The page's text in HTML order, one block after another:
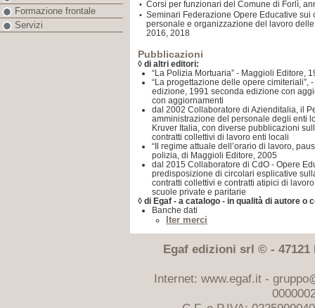
• Corsi per funzionari del Comune di Forlì,
• Seminari Federazione Opere Educative sui
personale e organizzazione del lavoro
2016, 2018
Pubblicazioni
◊ di altri editori:
“La Polizia Mortuaria” - Maggioli Editore,
“La progettazione delle opere cimiteriali”,
edizione, 1991 seconda edizione con
con aggiornamenti
dal 2002 Collaboratore di Azienditalia, il
amministrazione del personale degli enti
Kruver Italia, con diverse pubblicazioni
contratti collettivi di lavoro enti locali
“Il regime attuale dell’orario di lavoro,
polizia, di Maggioli Editore, 2005
dal 2015 Collaboratore di CdO - Opere
predisposizione di circolari esplicative
contratti collettivi e contratti atipici di
scuole private e paritarie
◊ di Egaf - a catalogo - in qualità di autore o
Banche dati
Iter merci
Egaf edizioni srl © - 47121
Internet: www.egaf.it -
Formazione frontale
Servizi